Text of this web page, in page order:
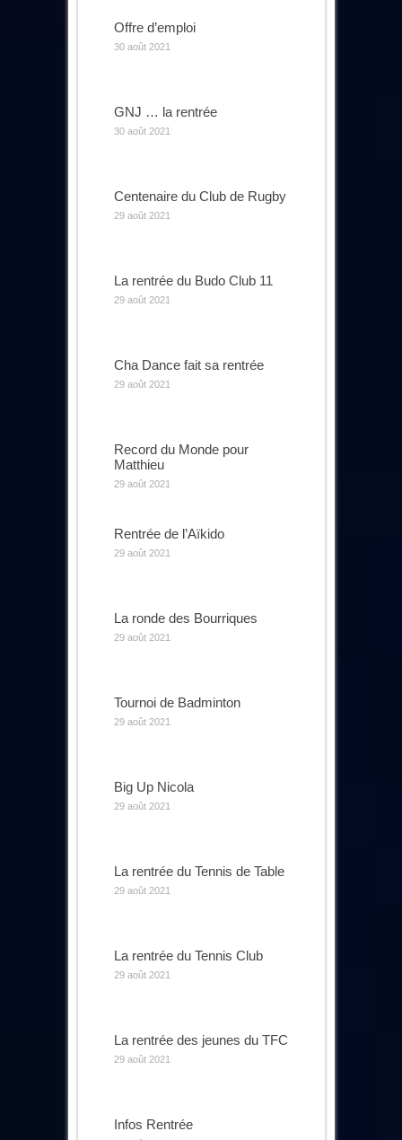
Offre d’emploi
30 août 2021
GNJ … la rentrée
30 août 2021
Centenaire du Club de Rugby
29 août 2021
La rentrée du Budo Club 11
29 août 2021
Cha Dance fait sa rentrée
29 août 2021
Record du Monde pour
Matthieu
29 août 2021
Rentrée de l’Aïkido
29 août 2021
La ronde des Bourriques
29 août 2021
Tournoi de Badminton
29 août 2021
Big Up Nicola
29 août 2021
La rentrée du Tennis de Table
29 août 2021
La rentrée du Tennis Club
29 août 2021
La rentrée des jeunes du TFC
29 août 2021
Infos Rentrée